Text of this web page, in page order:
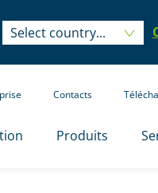
Select country...
Select country...
Contacts
Produits